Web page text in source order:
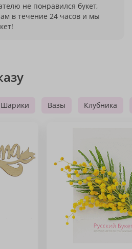
не понравился букет,
в течение 24 часов и мы
Шарики Вазы Клубника